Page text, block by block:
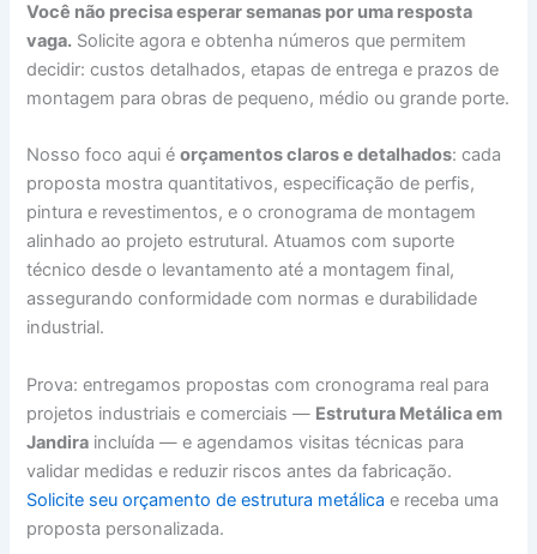
Você não precisa esperar semanas por uma resposta
vaga. Solicite agora e obtenha números que permitem
decidir: custos detalhados, etapas de entrega e prazos de
montagem para obras de pequeno, médio ou grande porte.
Nosso foco aqui éorçamentos claros e detalhados: cada
proposta mostra quantitativos, especificação de perfis,
pintura e revestimentos, e o cronograma de montagem
alinhado ao projeto estrutural. Atuamos com suporte
técnico desde o levantamento até a montagem final,
assegurando conformidade com normas e durabilidade
industrial.
Prova: entregamos propostas com cronograma real para
projetos industriais e comerciais — Estrutura Metálica em
Jandira incluída — e agendamos visitas técnicas para
validar medidas e reduzir riscos antes da fabricação.
Solicite seu orçamento de estrutura metálica e receba uma
proposta personalizada.